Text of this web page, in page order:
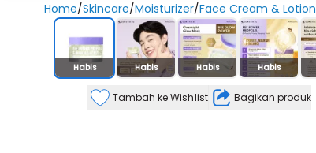
Home/Skincare/Moisturizer/Face Cream & Lotion
Habis Habis Habis Habis
Tambah ke Wishlist Bagikan produk